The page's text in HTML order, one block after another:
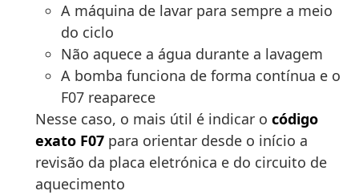
A máquina de lavar para sempre a meio
do ciclo
Não aquece a água durante a lavagem
A bomba funciona de forma contínua e o
F07 reaparece
Nesse caso, o mais útil é indicar o código
exato F07 para orientar desde o início a
revisão da placa eletrónica e do circuito de
aquecimento